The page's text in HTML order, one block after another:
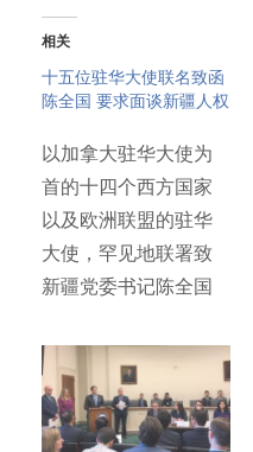
相关
十五位驻华大使联名致函
陈全国 要求面谈新疆人权
以加拿大驻华大使为
首的十四个西方国家
以及欧洲联盟的驻华
大使，罕见地联署致
新疆党委书记陈全国